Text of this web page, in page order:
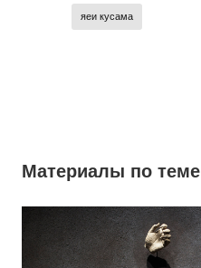
яеи кусама
Материалы по теме